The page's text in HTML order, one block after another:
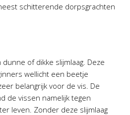
schitterende dorpsgrachten
of dikke slijmlaag. Deze
wellicht een beetje
belangrijk voor de vis. De
de vissen namelijk tegen
leven. Zonder deze slijmlaag